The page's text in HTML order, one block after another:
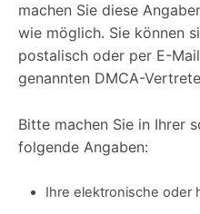
machen Sie diese
wie möglich. Sie können
postalisch oder per E-
genannten DMCA-
Bitte machen Sie in Ihrer
folgende Angaben:
Ihre elektronische oder